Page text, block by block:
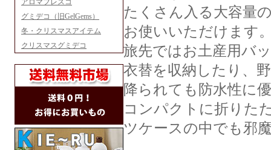
アロマフレスコ
グミデコ（旧GelGems）
冬・クリスマスアイテム
クリスマスグミデコ
たくさん入る大容量
お使いいただけます
旅先ではお土産用バ
衣替を収納したり、
降られても防水性に
コンパクトに折りた
ツケースの中でも邪